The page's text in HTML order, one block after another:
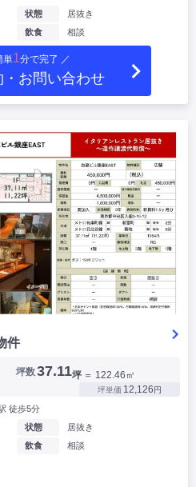
状態
居抜き
飲食
相談
単1分で完了 ／
・お問い合わせ
件
坪数37.11坪 ＝ 122.46㎡
坪単価 12,126円
徒歩5分
状態
居抜き
飲食
相談